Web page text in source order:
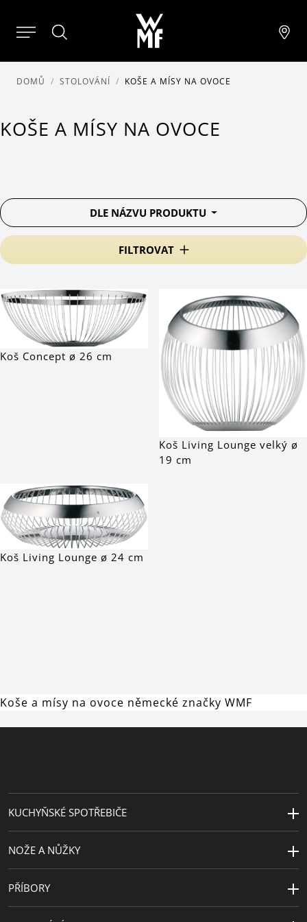
DOMŮ STOLOVÁNÍ KOŠE A MÍSY NA OVOCE
KOŠE A MÍSY NA OVOCE
FILTROVAT
DLE NÁZVU PRODUKTU
Koš Concept ø 26 cm
Koš Living Lounge velký ø
19 cm
Koš Living Lounge ø 24 cm
Koše a mísy na ovoce německé značky WMF
KUCHYŇSKÉ SPOTŘEBIČE
NOŽE A NŮŽKY
PŘÍBORY